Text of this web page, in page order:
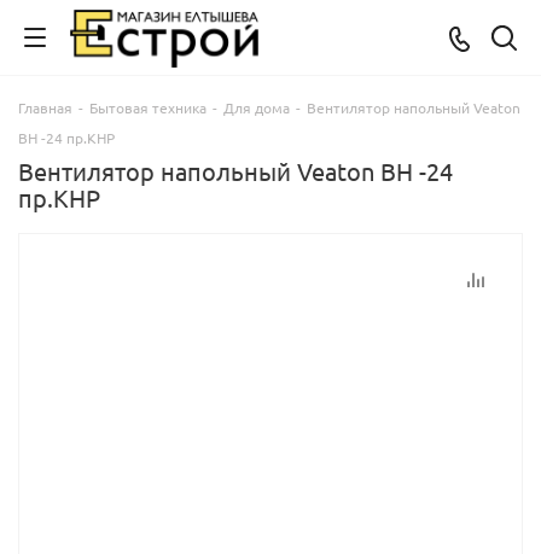
Главная - Бытовая техника - Для дома - Вентилятор напольный Veaton
ВН -24 пр.КНР
Вентилятор напольный Veaton ВН -24
пр.КНР